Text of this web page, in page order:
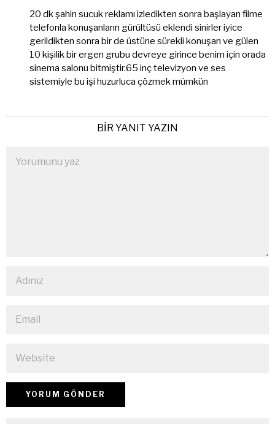
20 dk şahin sucuk reklamı izledikten sonra başlayan filme
telefonla konuşanların gürültüsü eklendi sinirler iyice
gerildikten sonra bir de üstüne sürekli konuşan ve gülen
10 kişilik bir ergen grubu devreye girince benim için orada
sinema salonu bitmiştir.65 inç televizyon ve ses
sistemiyle bu işi huzurluca çözmek mümkün
BIR YANIT YAZIN